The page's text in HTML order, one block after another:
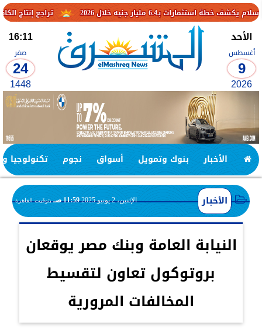
تراجع إنتاج الكاكاو في جنيه خلال 2026
الأحد
أغسطس
9
2026
16:11
صفر
24
1448
الأخبار بنوك وتمويل أسواق نجوم تكنولوجيا
الأخبار الإثنين، 2 يونيو 2025 11:59 صـ بتوقيت القاهرة
النيابة العامة وبنك مصر يوقعان
بروتوكول تعاون لتقسيط
المخالفات المرورية